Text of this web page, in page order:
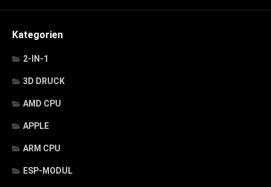
Kategorien
2-IN-1
3D DRUCK
AMD CPU
APPLE
ARM CPU
ESP-MODUL